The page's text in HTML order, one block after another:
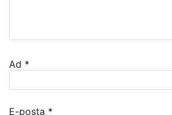
Ad *
E-posta *